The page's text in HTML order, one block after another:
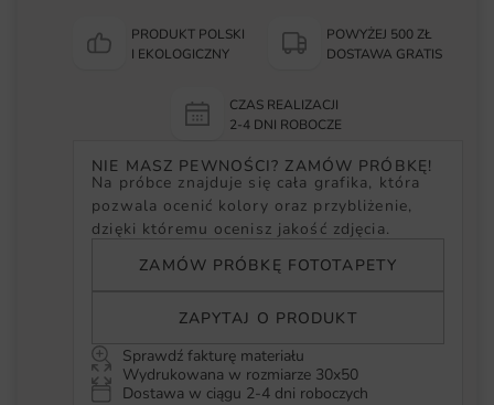
PRODUKT POLSKI
I EKOLOGICZNY
POWYŻEJ 500 ZŁ
DOSTAWA GRATIS
CZAS REALIZACJI
2-4 DNI ROBOCZE
NIE MASZ PEWNOŚCI? ZAMÓW PRÓBKĘ!
Na próbce znajduje się cała grafika, która
pozwala ocenić kolory oraz przybliżenie,
dzięki któremu ocenisz jakość zdjęcia.
ZAMÓW PRÓBKĘ FOTOTAPETY
ZAPYTAJ O PRODUKT
Sprawdź fakturę materiału
Wydrukowana w rozmiarze 30x50
Dostawa w ciągu 2-4 dni roboczych